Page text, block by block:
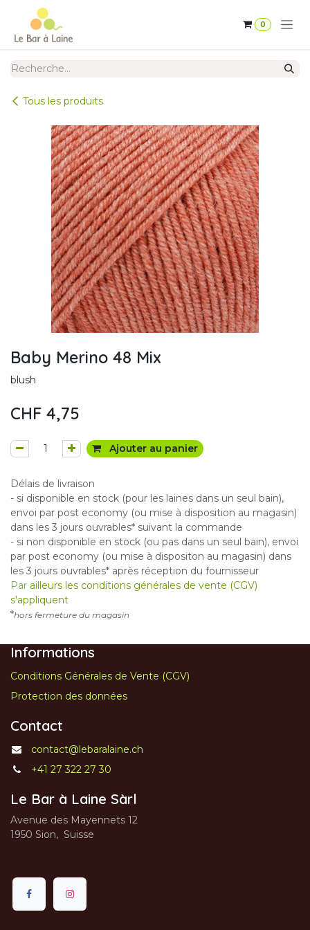
Se rendre au contenu
0
Tous les produits
Baby Merino 48 Mix
blush
CHF 4,75
Ajouter au panier
Délais de livraison
- si disponible en stock (pour les laines dans un seul bain),
envoi par post economy (ou mise à disposition au magasin)
dans les 3 jours ouvrables* suivant la commande
- si non disponible en stock (ou pas dans un seul bain), envoi
par post economy (ou mise à dispositon au magasin) dans
les 3 jours ouvrables* après réception du fournisseur
Par ailleurs les conditions générales de vente (CGV)
s'appliquent
*hors fermeture du magasin
Informations
Conditions Générales de Vente (CGV)
Protection des données
Contact
contact@lebaralaine.ch
+41 27 322 27 30
Le Bar à Laine Sàrl
Avenue des Mayennets 12
1950 Sion, Suisse